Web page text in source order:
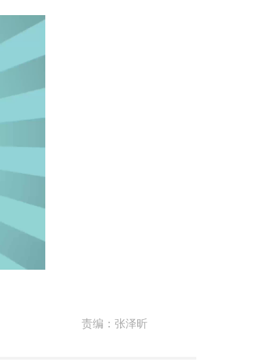
责编： 张泽昕